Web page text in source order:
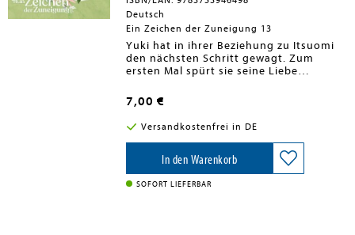
Deutsch
Ein Zeichen der Zuneigung 13
Yuki hat in ihrer Beziehung zu Itsuomi
den nächsten Schritt gewagt. Zum
ersten Mal spürt sie seine Liebe
überwältigt. Als Itsuomi sie seiner
Familie vorstellen will, beschleichen
Yuki jedoch Zweifel: Werden seine
Eltern mit ihrer Gehörlosigkeit
umgehen können?
7,00 €
Versandkostenfrei in DE
In den Warenkorb
SOFORT LIEFERBAR